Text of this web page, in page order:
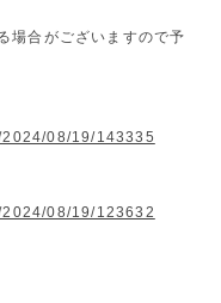
場合がございますので予
08/19/143335
08/19/123632